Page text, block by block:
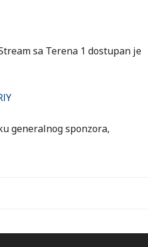
sa Terena 1 dostupan je
generalnog sponzora,